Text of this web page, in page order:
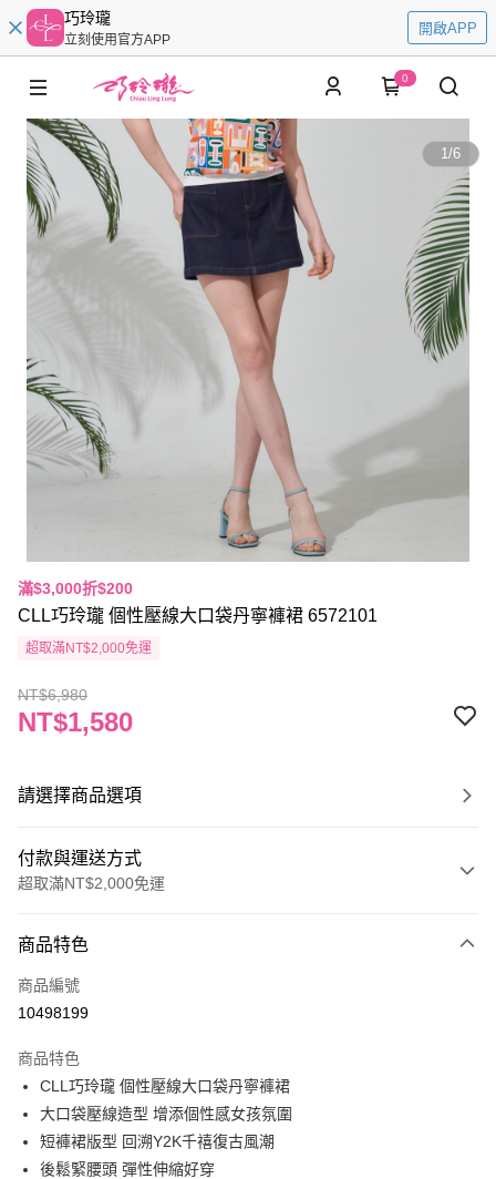
巧玲瓏
立刻使用官方APP
開啟APP
0
1/6
滿$3,000折$200
CLL巧玲瓏 個性壓線大口袋丹寧褲裙 6572101
超取滿NT$2,000免運
NT$6,980
NT$1,580
請選擇商品選項
付款與運送方式
超取滿NT$2,000免運
信用卡一次付款
信用卡分期付款
合作金庫商業銀行
華南商業銀行
彰化商業銀行
上海商業儲蓄銀行
台北富邦商業銀行
國泰世華商業銀行
兆豐國際商業銀行
臺灣中小企業銀行
超商取貨付款
LINE Pay
Apple Pay
商品特色
商品編號
10498199
商品特色
CLL巧玲瓏 個性壓線大口袋丹寧褲裙
大口袋壓線造型 增添個性感女孩氛圍
短褲裙版型 回溯Y2K千禧復古風潮
後鬆緊腰頭 彈性伸縮好穿